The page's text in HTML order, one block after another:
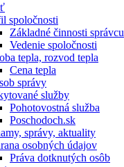
spoločnosti
Základné činnosti správcu
Vedenie spoločnosti
tepla, rozvod tepla
Cena tepla
správy
služby
Pohotovostná služba
Poschodoch.sk
správy, aktuality
osobných údajov
Práva dotknutých osôb